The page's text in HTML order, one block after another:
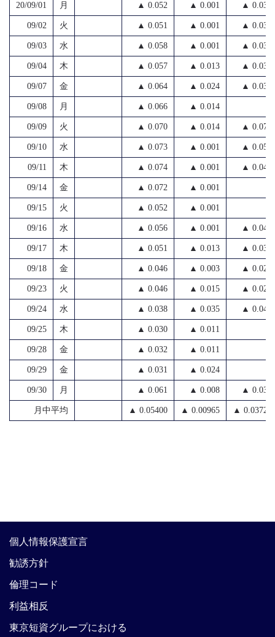
20/09/01 月 ▲ 0.052 ▲ 0.001 ▲ 0.030
09/02 火 ▲ 0.051 ▲ 0.001 ▲ 0.034
09/03 水 ▲ 0.058 ▲ 0.001 ▲ 0.035
09/04 木 ▲ 0.057 ▲ 0.013 ▲ 0.034
09/07 金 ▲ 0.064 ▲ 0.024 ▲ 0.035
09/08 月 ▲ 0.066 ▲ 0.014
09/09 火 ▲ 0.070 ▲ 0.014 ▲ 0.070
09/10 水 ▲ 0.073 ▲ 0.001 ▲ 0.052
09/11 木 ▲ 0.074 ▲ 0.001 ▲ 0.040
09/14 金 ▲ 0.072 ▲ 0.001
09/15 火 ▲ 0.052 ▲ 0.001
09/16 水 ▲ 0.056 ▲ 0.001 ▲ 0.040
09/17 木 ▲ 0.051 ▲ 0.013 ▲ 0.030
09/18 金 ▲ 0.046 ▲ 0.003 ▲ 0.022
09/23 火 ▲ 0.046 ▲ 0.015 ▲ 0.029
09/24 水 ▲ 0.038 ▲ 0.035 ▲ 0.040
09/25 木 ▲ 0.030 ▲ 0.011
09/28 金 ▲ 0.032 ▲ 0.011
09/29 金 ▲ 0.031 ▲ 0.024
09/30 月 ▲ 0.061 ▲ 0.008 ▲ 0.030
月中平均 ▲ 0.05400 ▲ 0.00965 ▲ 0.03721
個人情報保護宣言
勧誘方針
倫理コード
利益相反
東京短資グループにおける